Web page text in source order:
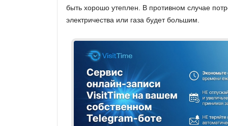
быть хорошо утеплен. В противном случае
электричества или газа будет большим.